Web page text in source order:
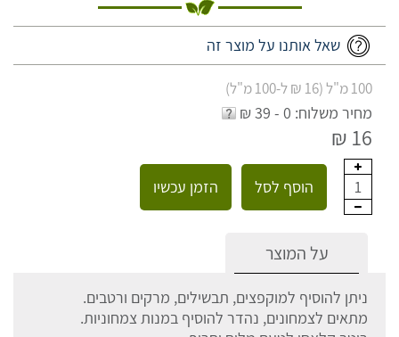
שאל אותנו על מוצר זה
100 מ"ל (16 ₪ ל-100 מ"ל)
מחיר משלוח: 0 - 39 ₪
16 ₪
1 הוסף לסל הזמן עכשיו
על המוצר
ניתן להוסיף למוקפצים, תבשילים, מרקים ורטבים.
מתאים לצמחונים, נהדר להוסיף במנות צמחוניות.